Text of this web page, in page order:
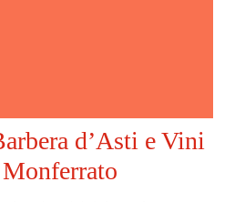
d’Asti e Vini